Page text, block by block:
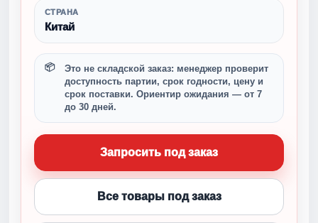
СТРАНА
Китай
Это не складской заказ: менеджер проверит
доступность партии, срок годности, цену и
срок поставки. Ориентир ожидания — от 7
до 30 дней.
Запросить под заказ
Все товары под заказ